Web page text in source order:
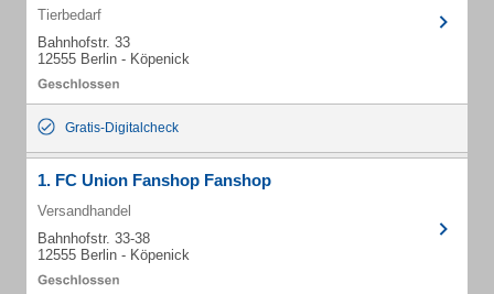
Tierbedarf
Bahnhofstr. 33
12555 Berlin - Köpenick
Gratis-Digitalcheck
1. FC Union Fanshop Fanshop
Versandhandel
Bahnhofstr. 33-38
12555 Berlin - Köpenick